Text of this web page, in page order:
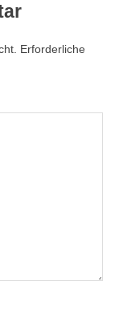
Erforderliche